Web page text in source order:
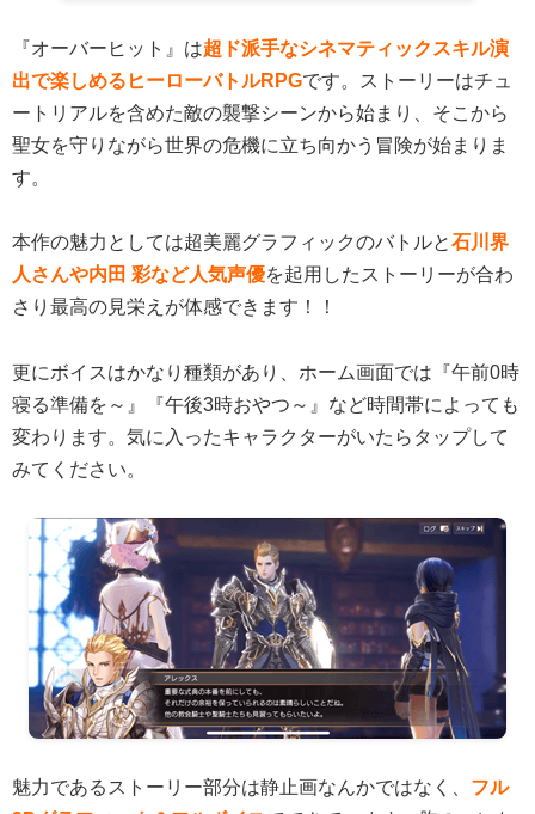
『オーバーヒット』は超ド派手なシネマティックスキル演
出で楽しめるヒーローバトルRPGです。ストーリーはチュ
ートリアルを含めた敵の襲撃シーンから始まり、そこから
聖女を守りながら世界の危機に立ち向かう冒険が始まりま
す。
本作の魅力としては超美麗グラフィックのバトルと石川界
人さんや内田 彩など人気声優を起用したストーリーが合わ
さり最高の見栄えが体感できます！！
更にボイスはかなり種類があり、ホーム画面では『午前0時
寝る準備を～』『午後3時おやつ～』など時間帯によっても
変わります。気に入ったキャラクターがいたらタップして
みてください。
魅力であるストーリー部分は静止画なんかではなく、 フル